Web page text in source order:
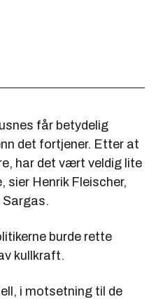
får betydelig
det fortjener. Etter at
har det vært veldig lite
sier Henrik Fleischer,
Sargas.
burde rette
kullkraft.
i motsetning til de